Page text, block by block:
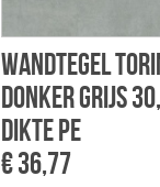
Wandtegel
donker grijs
dikte pe
€ 36,77